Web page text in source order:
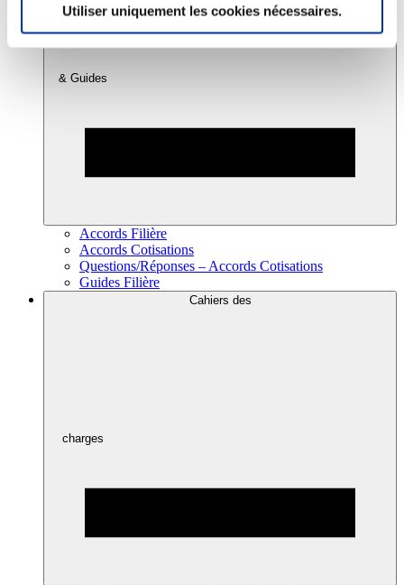
Utiliser uniquement les cookies nécessaires.
& Guides
Accords Filière
Accords Cotisations
Questions/Réponses – Accords Cotisations
Guides Filière
Cahiers des
charges